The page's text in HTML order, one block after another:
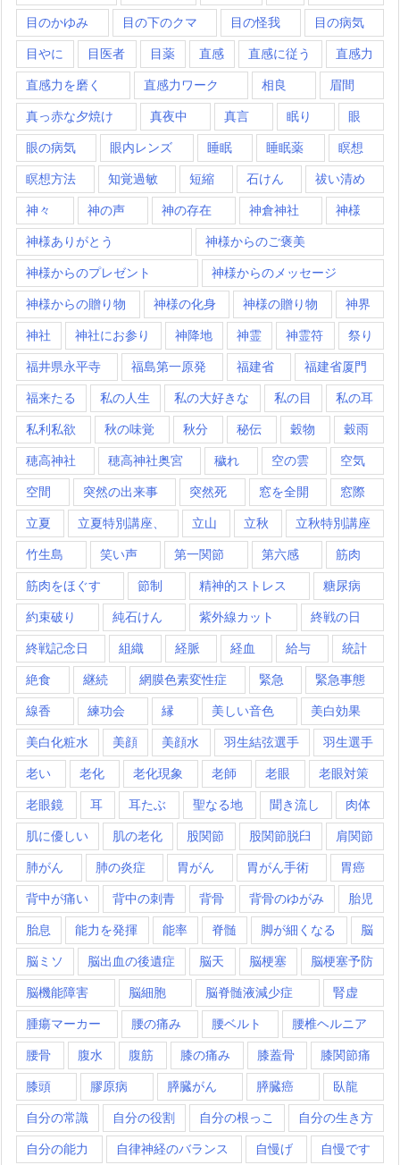
目のかゆみ 目の下のクマ 目の怪我 目の病気
目やに 目医者 目薬 直感 直感に従う 直感力
直感力を磨く 直感力ワーク 相良 眉間
真っ赤な夕焼け 真夜中 真言 眠り 眼
眼の病気 眼内レンズ 睡眠 睡眠薬 瞑想
瞑想方法 知覚過敏 短縮 石けん 祓い清め
神々 神の声 神の存在 神倉神社 神様
神様ありがとう 神様からのご褒美
神様からのプレゼント 神様からのメッセージ
神様からの贈り物 神様の化身 神様の贈り物 神界
神社 神社にお参り 神降地 神霊 神霊符 祭り
福井県永平寺 福島第一原発 福建省 福建省厦門
福来たる 私の人生 私の大好きな 私の目 私の耳
私利私欲 秋の味覚 秋分 秘伝 穀物 穀雨
穂高神社 穂高神社奥宮 穢れ 空の雲 空気
空間 突然の出来事 突然死 窓を全開 窓際
立夏 立夏特別講座、 立山 立秋 立秋特別講座
竹生島 笑い声 第一関節 第六感 筋肉
筋肉をほぐす 節制 精神的ストレス 糖尿病
約束破り 純石けん 紫外線カット 終戦の日
終戦記念日 組織 経脈 経血 給与 統計
絶食 継続 網膜色素変性症 緊急 緊急事態
線香 練功会 縁 美しい音色 美白効果
美白化粧水 美顔 美顔水 羽生結弦選手 羽生選手
老い 老化 老化現象 老師 老眼 老眼対策
老眼鏡 耳 耳たぶ 聖なる地 聞き流し 肉体
肌に優しい 肌の老化 股関節 股関節脱臼 肩関節
肺がん 肺の炎症 胃がん 胃がん手術 胃癌
背中が痛い 背中の刺青 背骨 背骨のゆがみ 胎児
胎息 能力を発揮 能率 脊髄 脚が細くなる 脳
脳ミソ 脳出血の後遺症 脳天 脳梗塞 脳梗塞予防
脳機能障害 脳細胞 脳脊髄液減少症 腎虚
腫瘍マーカー 腰の痛み 腰ベルト 腰椎ヘルニア
腰骨 腹水 腹筋 膝の痛み 膝蓋骨 膝関節痛
膝頭 膠原病 膵臓がん 膵臓癌 臥龍
自分の常識 自分の役割 自分の根っこ 自分の生き方
自分の能力 自律神経のバランス 自慢げ 自慢です